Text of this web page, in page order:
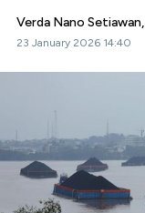
Verda Nano Setiawan,
23 January 2026 14:40